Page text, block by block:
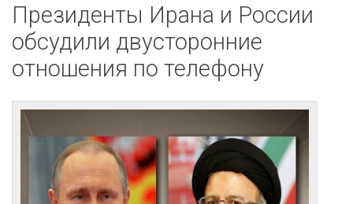
Президенты Ирана и России
обсудили двусторонние
отношения по телефону